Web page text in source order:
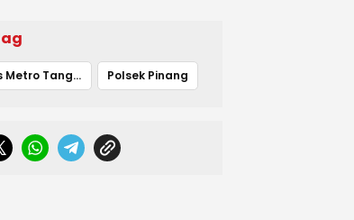
Polres Metro Tangerang kota Polsek Pinang